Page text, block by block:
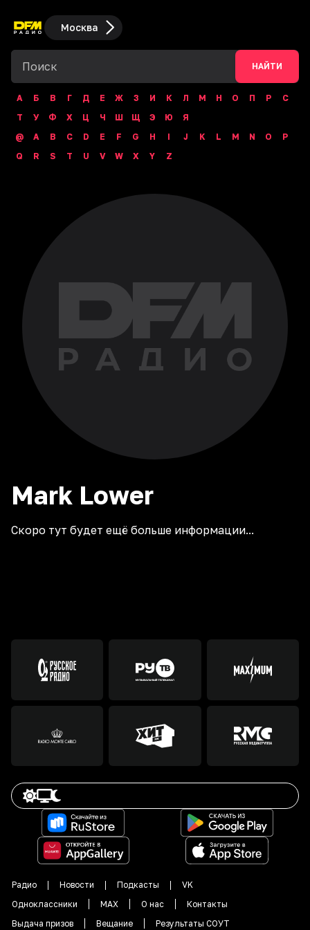
Москва
НАЙТИ
А Б В Г Д Е Ж З И К Л М Н О П Р
С
Т
У Ф Х Ц Ч Ш Щ Э Ю
Я
@
A B C D E F G H I J K L M N O
P
Q
R S T U V W X Y Z
Mark Lower
Скоро тут будет ещё больше информации...
Радио Новости Подкасты
VK
Одноклассники
MAX О нас
Контакты
Выдача призов
Вещание Результаты СОУТ